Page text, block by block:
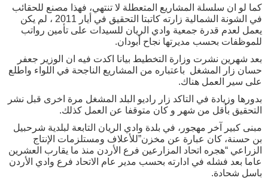
كما لو ان سلسلة المشاريع المتعطلة لا تنتهي، فهذا مصنع للحقائب
في الشونة الشمالية زارته كاتبتا التحقيق في أيار 2011 ، لم يكن
يعمل لعدم قدرة جمعية وادي الريان للسيدات على تأمين رواتب
للموظفات بحسب مديرتها نجاح أبودان.
بعد شهرين نشرت وزارة التخطيط بيانا اكدت فيه ان الوزير جعفر
حسان زار المشغل باعتباره من المشاريع الناجحة في اللواء واطلع
على سير العمل هناك.
بدورها وزيادة في التاكد زار راديو البلد المشغل مرة اخرى قبل نشر
التحقيق بأقل من شهر و كان متوقفا عن العمل كذلك.
مبنى كبير آخر مهجور، في بلدة وادي الريان التابعة لبلدية شرحبيل
بن حسنة، كان عبارة عن مخزن”للأعلاف ومستلزمات الإنتاج
الزراعي “هجره اتحاد المزارعين فرع الأردن منذ ما يقارب العشرين
عاما بعد فشله في ادارته بحسب مدير عام الاتحاد فرع وادي الأردن
باسل شحادة.